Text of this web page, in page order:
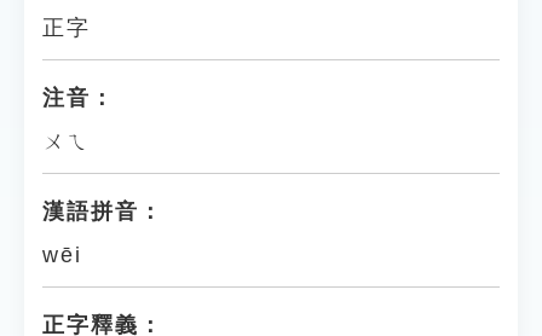
正字
注音：
ㄨㄟ
漢語拼音：
wēi
正字釋義：